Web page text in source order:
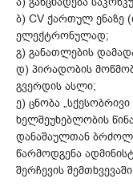
ბ) CV ქართულ ენაზე
ელექტრონულად;
გ) განათლების
დ) პირადობის
გვერდის ასლი;
ე) ცნობა
ხელშეუხებლობის
დანაშაულთან
წარმოდგენა
შერჩევის